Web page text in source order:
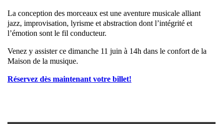
La conception des morceaux est une aventure musicale alliant
jazz, improvisation, lyrisme et abstraction dont l’intégrité et
l’émotion sont le fil conducteur.
Venez y assister ce dimanche 11 juin à 14h dans le confort de la
Maison de la musique.
Réservez dès maintenant votre billet!